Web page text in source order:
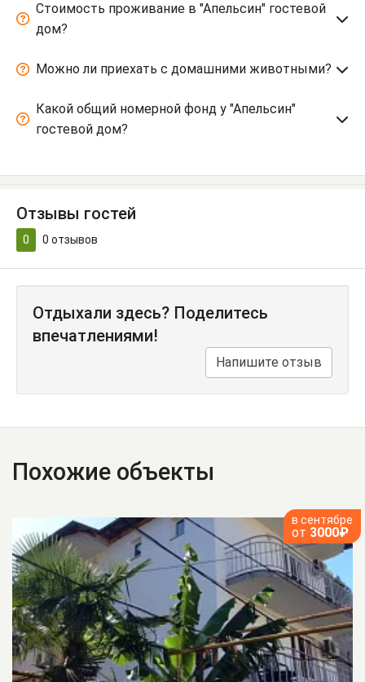
Стоимость проживание в "Апельсин" гостевой
дом?
Можно ли приехать с домашними животными?
Какой общий номерной фонд у "Апельсин"
гостевой дом?
Отзывы гостей
0 0 отзывов
Отдыхали здесь? Поделитесь
впечатлениями!
Напишите отзыв
Похожие объекты
в сентябре
от 3000₽